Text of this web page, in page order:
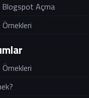
Blogspot Açma
Örnekleri
Örnekleri